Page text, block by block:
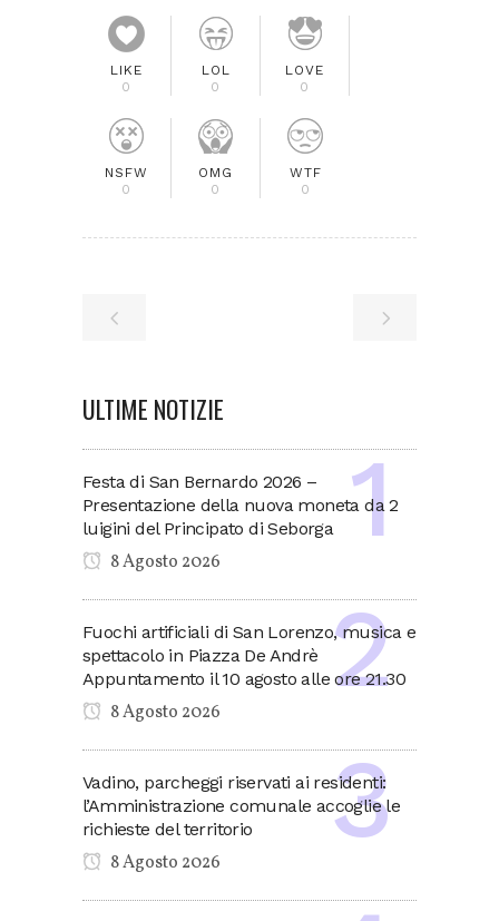
LIKE
0
LOL
0
LOVE
0
NSFW
0
OMG
0
WTF
0
ULTIME NOTIZIE
Festa di San Bernardo 2026 –
Presentazione della nuova moneta da 2
luigini del Principato di Seborga
8 Agosto 2026
Fuochi artificiali di San Lorenzo, musica e
spettacolo in Piazza De Andrè
Appuntamento il 10 agosto alle ore 21.30
8 Agosto 2026
Vadino, parcheggi riservati ai residenti:
l’Amministrazione comunale accoglie le
richieste del territorio
8 Agosto 2026